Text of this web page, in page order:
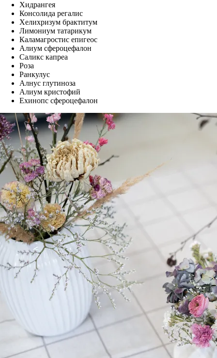
Хидрангея
Консолида регалис
Хелихризум брактитум
Лимониум татарикум
Каламагростис епигеос
Алиум сфероцефалон
Саликс капреа
Роза
Ранкулус
Алнус глутиноза
Алиум кристофий
Ехинопс сфероцефалон